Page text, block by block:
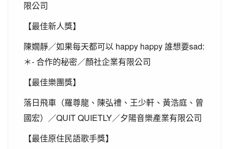
限公司
【最佳新人獎】
陳嫺靜／如果每天都可以 happy happy 誰想要sad:
＊- 合作的秘密／顏社企業有限公司
【最佳樂團獎】
落日飛車（羅尊龍、陳弘禮、王少軒、黃浩庭、曾
國宏）／QUIT QUIETLY／夕陽音樂產業有限公司
【最佳原住民語歌手獎】